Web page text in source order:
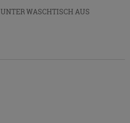
UNTER WASCHTISCH AUS